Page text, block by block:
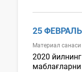
25 ФЕВРАЛЬ
Материал
2020
маблағларни